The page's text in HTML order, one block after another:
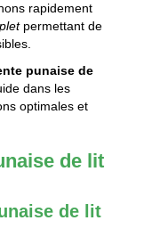
rapidement
permettant de
punaise de
dans les
optimales et
de lit
de lit